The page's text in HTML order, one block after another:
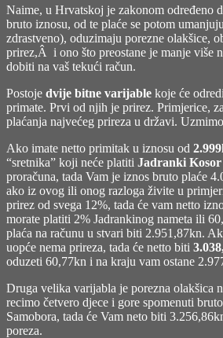
Naime, u Hrvatskoj je zakonom određeno
bruto iznosu, od te plaće se potom
zdrastveno), oduzimaju porezne olakšice,
prirez,Â i ono što preostane je manje više
dobiti na vaš tekući račun.
Postoje dvije bitne varijable koje će
primate. Prvi od njih je prirez. Primjerice,
plaćanja najvećeg prireza u državi.
Ako imate netto primitak u iznosu od
“sretnika” koji neće platiti Jadranki Kosor
proračuna, tada Vam je iznos bruto plaće
ako iz ovog ili onog razloga živite u
prirez od svega 12%, tada će vam netto
morate platiti 2% Jadrankinog nameta ili
plaća na računu u stvari biti 2.951,87kn.
uopće nema prireza, tada će netto biti
oduzeti 60,77kn i na kraju vam ostane
Druga velika varijabla je porezna olakšica
recimo četvero djece i gore spomenuti
Samobora, tada će Vam neto biti
poreza.